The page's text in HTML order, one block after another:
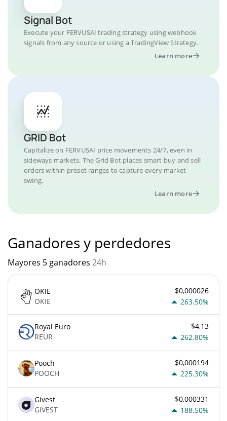
Signal Bot
Execute your FERVUSAI trading strategy using webhook
signals from any source or using a TradingView Strategy.
Learn more
GRID Bot
Capitalize on FERVUSAI price movements 24/7, even in
sideways markets. The Grid Bot places smart buy and sell
orders within preset ranges to capture every market
swing.
Learn more
Ganadores y perdedores
Mayores 5 ganadores 24h
OKIE
OKIE
$0,000026
263.50%
Royal Euro
REUR
$4,13
262.80%
Pooch
POOCH
$0,000194
225.30%
Givest
GIVEST
$0,000331
188.50%